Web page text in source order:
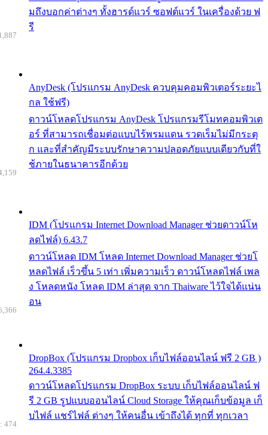
มถึงบอกค่าต่างๆ ทั้งฮารด์แวร์ ซอฟต์แวร์ ในเครื่องด้วย ฟ
รี
AnyDesk (โปรแกรม AnyDesk ควบคุมคอมพิวเตอร์ระยะไ
กล ใช้ฟรี)
ดาวน์โหลดโปรแกรม AnyDesk โปรแกรมรีโมทคอมพิวเต
อร์ ที่สามารถเชื่อมต่อแบบไร้พรมแดน รวดเร็มไม่มีกระตุ
ก และที่สำคัญมีระบบรักษาความปลอดภัยแบบเดียวกับที่ใ
ช้ภายในธนาคารอีกด้วย
IDM (โปรแกรม Internet Download Manager ช่วยดาวน์โห
ลดไฟล์) 6.43.7
ดาวน์โหลด IDM โหลด Internet Download Manager ช่วยโ
หลดไฟล์ เร็วขึ้น 5 เท่า เพิ่มความเร็ว ดาวน์โหลดไฟล์ เพล
ง โหลดหนัง โหลด IDM ล่าสุด จาก Thaiware ไว้ใจได้แน่น
อน
DropBox (โปรแกรม Dropbox เก็บไฟล์ออนไลน์ ฟรี 2 GB )
264.4.3385
ดาวน์โหลดโปรแกรม DropBox ระบบ เก็บไฟล์ออนไลน์ ฟ
รี 2 GB รูปแบบออนไลน์ Cloud Storage ให้คุณเก็บข้อมูล เก็
บไฟล์ แชร์ไฟล์ ต่างๆ ให้คนอื่น เข้าถึงได้ ทุกที่ ทุกเวลา
474